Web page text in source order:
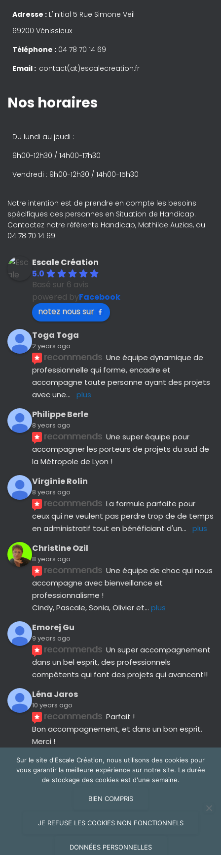
Adresse : L'Initial 5 Rue Simone Veil
69200 Vénissieux
Téléphone : 04 78 70 14 69
Email : contact(at)escalecreation.fr
Nos horaires
Du lundi au jeudi :
9h00-12h30 / 14h00-17h30
Vendredi : 9h00-12h30 / 14h00-15h30
Notre intention est de prendre en compte les besoins
spécifiques des personnes en Situation de Handicap.
Contactez notre référente Handicap, Mathilde Auzias, au
04 78 70 14 69.
Escale Création
5.0
Basé sur 6 avis
powered byFacebook
notez nous sur
Toga Toga
2 years ago
recommends Une équipe dynamique de
professionnelle qui forme, encadre et
accompagne toute personne ayant des projets
avec une... plus
Philippe Berle
8 years ago
recommends Une super équipe pour
accompagner les porteurs de projets du sud de
la Métropole de Lyon !
Virginie Rolin
8 years ago
recommends La formule parfaite pour
ceux qui ne veulent pas perdre trop de de temps
en administratif tout en bénéficiant d'un... plus
Christine Ozil
8 years ago
recommends Une équipe de choc qui nous
accompagne avec bienveillance et
professionnalisme !
Cindy, Pascale, Sonia, Olivier et... plus
Emorej Gu
9 years ago
recommends Un super accompagnement
dans un bel esprit, des professionnels
compétents qui font des projets qui avancent!!
Léna Jaros
10 years ago
recommends Parfait !
Bon accompagnement, et dans un bon esprit.
Merci !
Avis suivants
NOUS CONTACTER
Hestia | Développé parThemeIsle
Sur le site d'Escale Création, nous utilisons des cookies pour
vous garantir la meilleure expérience sur notre site. La durée
de stockage des cookies est d'une semaine.
BIEN COMPRIS
JE REFUSE LES COOKIES NON FONCTIONNELS
DONNÉES PERSONNELLES